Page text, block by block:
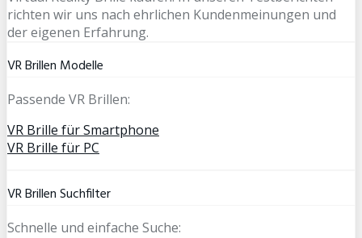
richten wir uns nach ehrlichen Kundenmeinungen und
der eigenen Erfahrung.
VR Brillen Modelle
Passende VR Brillen:
VR Brille für Smartphone
VR Brille für PC
VR Brillen Suchfilter
Schnelle und einfache Suche: